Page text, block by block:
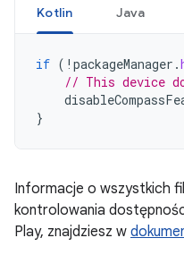
Kotlin Java
if ( ! packageManager .
// This device
}
Informacje o wszystkich
kontrolowania
Play, znajdziesz w